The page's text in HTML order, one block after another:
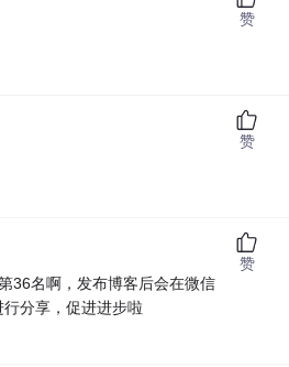
赞
赞
36名啊，发布博客后会在微信
分享，促进进步啦
赞